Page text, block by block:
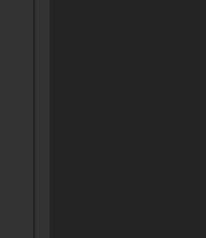
ームのアップロードと販売